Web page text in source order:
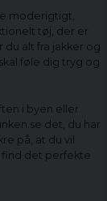
moderigtigt,
tøj, der er
du alt fra jakker og
føle dig tryg og
i byen eller
det, du har
på, at du vil
find det perfekte